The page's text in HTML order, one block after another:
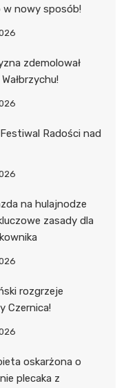
w nowy sposób!
zdemolował
Radości nad
na hulajnodze
zasady dla
rozgrzeje
Czernica!
oskarżona o
plecaka z